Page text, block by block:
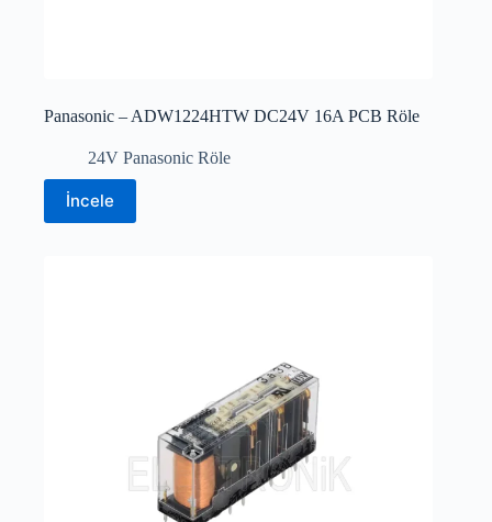
Panasonic – ADW1224HTW DC24V 16A PCB Röle
24V Panasonic Röle
İncele